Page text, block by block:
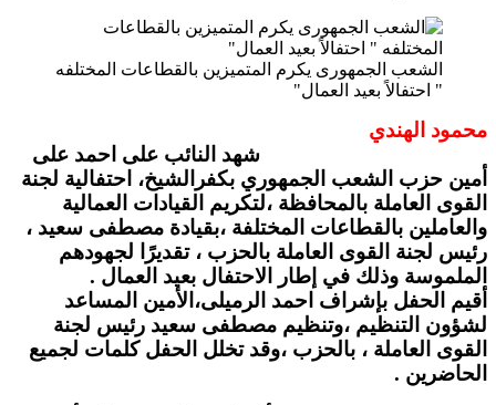
الشعب الجمهورى يكرم المتميزين بالقطاعات المختلفه
" احتفالاً بعيد العمال"
محمود الهندي
شهد النائب على احمد على
أمين حزب الشعب الجمهوري بكفرالشيخ، احتفالية لجنة
القوى العاملة بالمحافظة ،لتكريم القيادات العمالية
والعاملين بالقطاعات المختلفة ،بقيادة مصطفى سعيد ،
رئيس لجنة القوى العاملة بالحزب ، تقديرًا لجهودهم
الملموسة وذلك في إطار الاحتفال بعيد العمال .
أقيم الحفل بإشراف احمد الرميلى،الأمين المساعد
لشؤون التنظيم ،وتنظيم مصطفى سعيد رئيس لجنة
القوى العاملة ، بالحزب ،وقد تخلل الحفل كلمات لجميع
الحاضرين .